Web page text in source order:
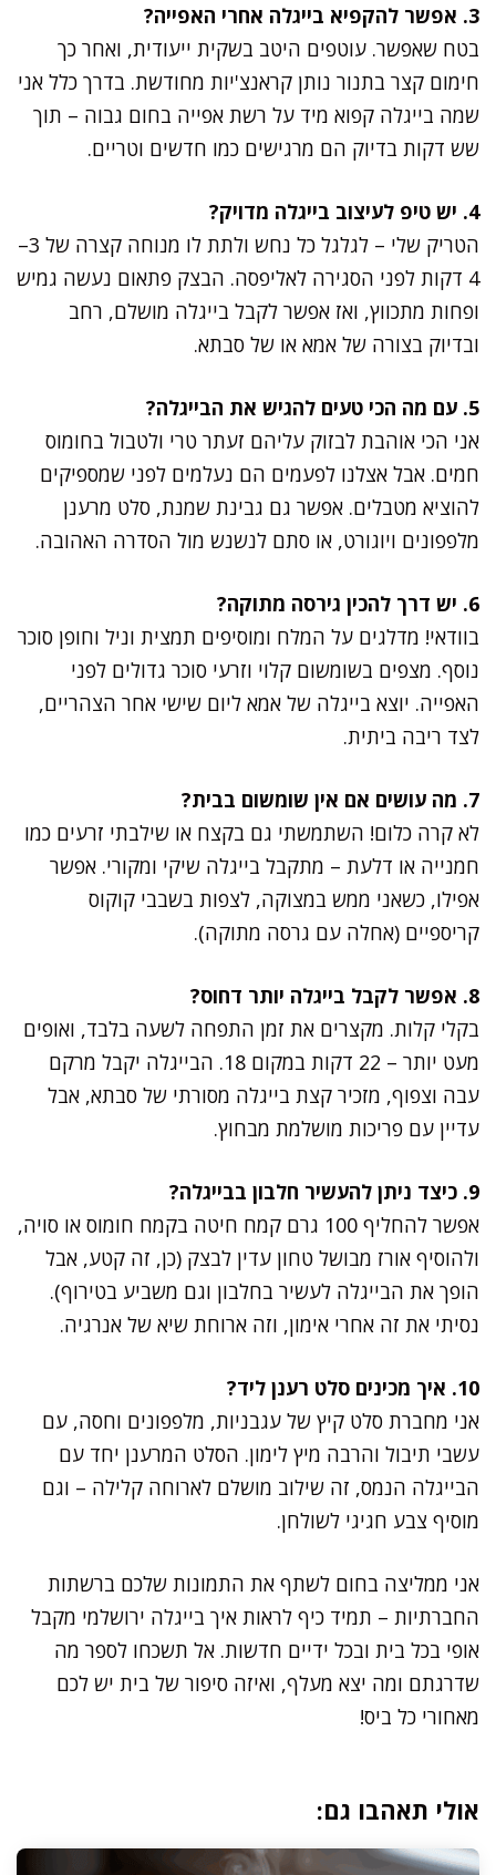
3. אפשר להקפיא בייגלה אחרי האפייה?
בטח שאפשר. עוטפים היטב בשקית ייעודית, ואחר כך
חימום קצר בתנור נותן קראנצ'יות מחודשת. בדרך כלל אני
שמה בייגלה קפוא מיד על רשת אפייה בחום גבוה – תוך
שש דקות בדיוק הם מרגישים כמו חדשים וטריים.
4. יש טיפ לעיצוב בייגלה מדויק?
הטריק שלי – לגלגל כל נחש ולתת לו מנוחה קצרה של 3–
4 דקות לפני הסגירה לאליפסה. הבצק פתאום נעשה גמיש
ופחות מתכווץ, ואז אפשר לקבל בייגלה מושלם, רחב
ובדיוק בצורה של אמא או של סבתא.
5. עם מה הכי טעים להגיש את הבייגלה?
אני הכי אוהבת לבזוק עליהם זעתר טרי ולטבול בחומוס
חמים. אבל אצלנו לפעמים הם נעלמים לפני שמספיקים
להוציא מטבלים. אפשר גם גבינת שמנת, סלט מרענן
מלפפונים ויוגורט, או סתם לנשנש מול הסדרה האהובה.
6. יש דרך להכין גירסה מתוקה?
בוודאי! מדלגים על המלח ומוסיפים תמצית וניל וחופן סוכר
נוסף. מצפים בשומשום קלוי וזרעי סוכר גדולים לפני
האפייה. יוצא בייגלה של אמא ליום שישי אחר הצהריים,
לצד ריבה ביתית.
7. מה עושים אם אין שומשום בבית?
לא קרה כלום! השתמשתי גם בקצח או שילבתי זרעים כמו
חמנייה או דלעת – מתקבל בייגלה שיקי ומקורי. אפשר
אפילו, כשאני ממש במצוקה, לצפות בשבבי קוקוס
קריספיים (אחלה עם גרסה מתוקה).
8. אפשר לקבל בייגלה יותר דחוס?
בקלי קלות. מקצרים את זמן התפחה לשעה בלבד, ואופים
מעט יותר – 22 דקות במקום 18. הבייגלה יקבל מרקם
עבה וצפוף, מזכיר קצת בייגלה מסורתי של סבתא, אבל
עדיין עם פריכות מושלמת מבחוץ.
9. כיצד ניתן להעשיר חלבון בבייגלה?
אפשר להחליף 100 גרם קמח חיטה בקמח חומוס או סויה,
ולהוסיף אורז מבושל טחון עדין לבצק (כן, זה קטע, אבל
הופך את הבייגלה לעשיר בחלבון וגם משביע בטירוף).
נסיתי את זה אחרי אימון, וזה ארוחת שיא של אנרגיה.
10. איך מכינים סלט רענן ליד?
אני מחברת סלט קיץ של עגבניות, מלפפונים וחסה, עם
עשבי תיבול והרבה מיץ לימון. הסלט המרענן יחד עם
הבייגלה הנמס, זה שילוב מושלם לארוחה קלילה – וגם
מוסיף צבע חגיגי לשולחן.
אני ממליצה בחום לשתף את התמונות שלכם ברשתות
החברתיות – תמיד כיף לראות איך בייגלה ירושלמי מקבל
אופי בכל בית ובכל ידיים חדשות. אל תשכחו לספר מה
שדרגתם ומה יצא מעלף, ואיזה סיפור של בית יש לכם
מאחורי כל ביס!
אולי תאהבו גם: